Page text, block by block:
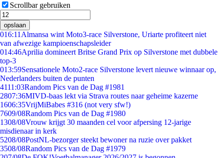
Scrollbar gebruiken
opslaan
016:11 Almansa wint Moto3-race Silverstone, Uriarte profiteert niet
van afwezige kampioenschapsleider
014:46Aprilia domineert Britse Grand Prix op Silverstone met dubbele
top-3
013:59Sensationele Moto2-race Silverstone levert nieuwe winnaar op,
Nederlanders buiten de punten
4111:03Random Pics van de Dag #1981
2807:36MIVD-baas lekt via Strava routes naar geheime kazerne
1606:35VrijMiBabes #316 (not very sfw!)
7609/08Random Pics van de Dag #1980
1308/08Vrouw krijgt 30 maanden cel voor afpersing 12-jarige
misdienaar in kerk
5208/08PostNL-bezorger steekt bewoner na ruzie over pakket
3508/08Random Pics van de Dag #1979